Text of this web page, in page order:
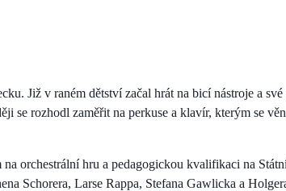
Již v raném dětství začal hrát na bicí nástroje a
se rozhodl zaměřit na perkuse a klavír, kterým se
orchestrální hru a pedagogickou kvalifikaci na
Schorera, Larse Rappa, Stefana Gawlicka a